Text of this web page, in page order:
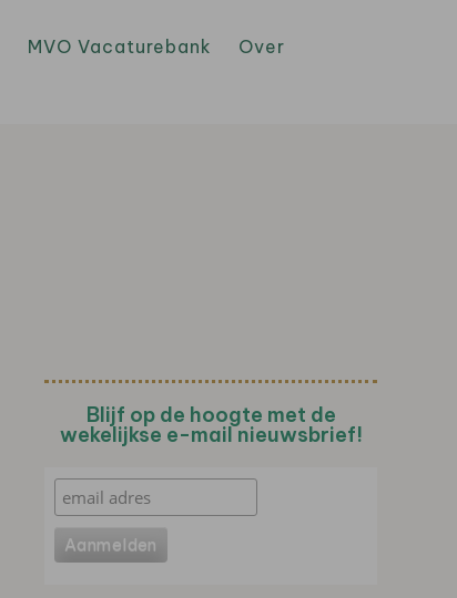
MVO Vacaturebank
Over
Blijf op de hoogte met de
wekelijkse e-mail nieuwsbrief!